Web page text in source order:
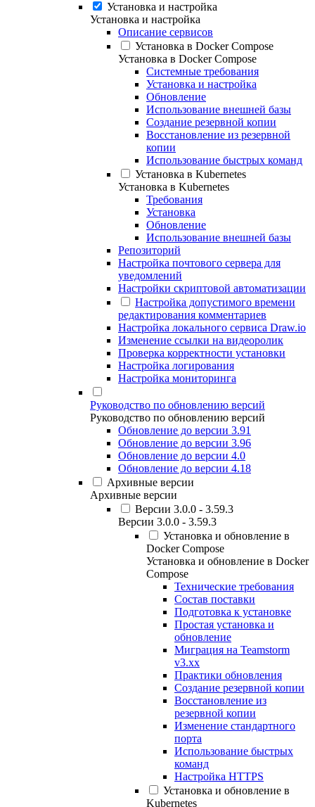
Установка и настройка
Установка и настройка
Описание сервисов
Установка в Docker Compose
Установка в Docker Compose
Системные требования
Установка и настройка
Обновление
Использование внешней базы
Создание резервной копии
Восстановление из резервной
копии
Использование быстрых команд
Установка в Kubernetes
Установка в Kubernetes
Требования
Установка
Обновление
Использование внешней базы
Репозиторий
Настройка почтового сервера для
уведомлений
Настройки скриптовой автоматизации
Настройка допустимого времени
редактирования комментариев
Настройка локального сервиса Draw.io
Изменение ссылки на видеоролик
Проверка корректности установки
Настройка логирования
Настройка мониторинга
Руководство по обновлению версий
Руководство по обновлению версий
Обновление до версии 3.91
Обновление до версии 3.96
Обновление до версии 4.0
Обновление до версии 4.18
Архивные версии
Архивные версии
Версии 3.0.0 - 3.59.3
Версии 3.0.0 - 3.59.3
Установка и обновление в
Docker Compose
Установка и обновление в Docker
Compose
Технические требования
Состав поставки
Подготовка к установке
Простая установка и
обновление
Миграция на Teamstorm
v3.xx
Практики обновления
Создание резервной копии
Восстановление из
резервной копии
Изменение стандартного
порта
Использование быстрых
команд
Настройка HTTPS
Установка и обновление в
Kubernetes